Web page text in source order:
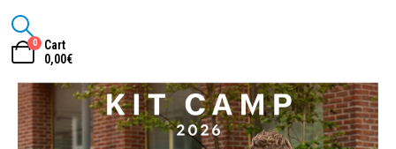
0
Cart
0,00€